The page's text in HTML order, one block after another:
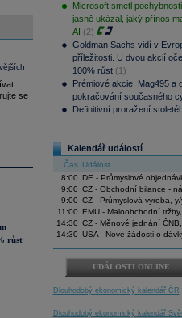
se
růst
Microsoft smetl
jasně ukázal, jaký přínos
AI (2)
Goldman Sachs vidí v
příležitosti. U dvou akcií
100% růst (1)
Prémiové akcie, Mag495 a
pokračování současného
Definitivní proražení
Kalendář událostí
Čas Událost
8:00
DE - Průmyslové
9:00 CZ - Obchodní bilance -
9:00 CZ - Průmyslová výroba, y/
11:00
EMU - Maloobchodní
14:30 CZ - Měnové jednání
14:30 USA - Nové žádosti o
UDÁLOSTI ONLINE
Dlouhodobý ekonomický kalendář ČR
Dlouhodobý ekonomický kalendář